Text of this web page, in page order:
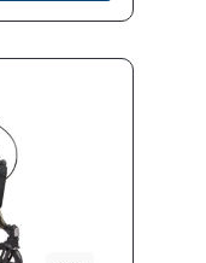
Extragroße